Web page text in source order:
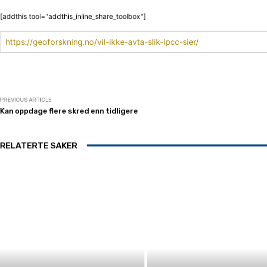
[addthis tool="addthis_inline_share_toolbox"]
https://geoforskning.no/vil-ikke-avta-slik-ipcc-sier/
PREVIOUS ARTICLE
Kan oppdage flere skred enn tidligere
RELATERTE SAKER